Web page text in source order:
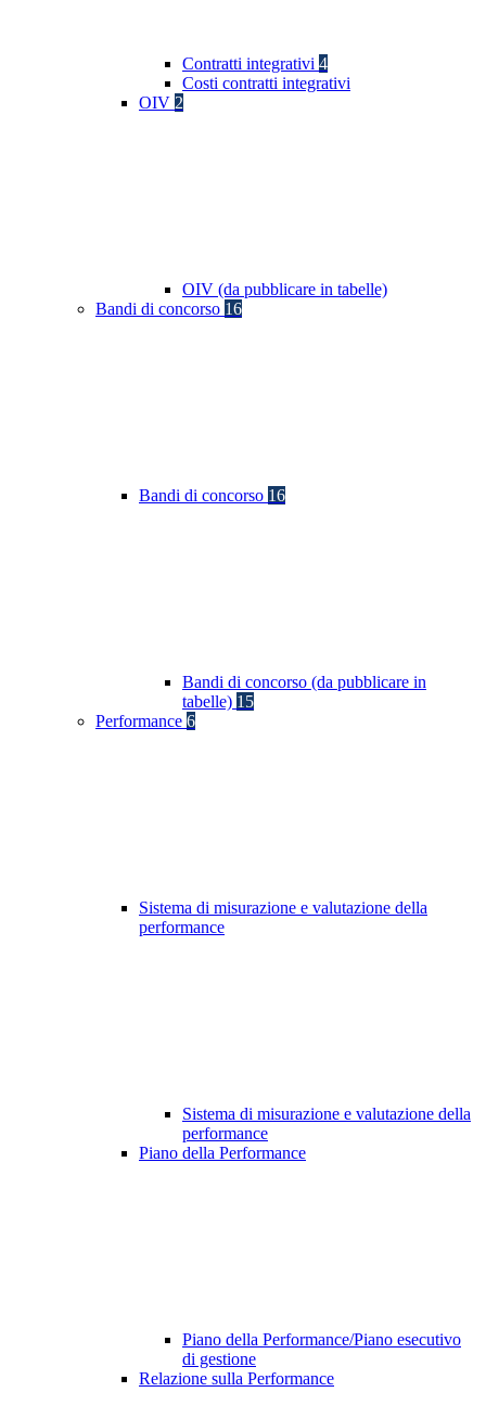
Contratti integrativi 4
Costi contratti integrativi
OIV 2
OIV (da pubblicare in tabelle)
Bandi di concorso 16
Bandi di concorso 16
Bandi di concorso (da pubblicare in
tabelle) 15
Performance 6
Sistema di misurazione e valutazione della
performance
Sistema di misurazione e valutazione della
performance
Piano della Performance
Piano della Performance/Piano esecutivo
di gestione
Relazione sulla Performance